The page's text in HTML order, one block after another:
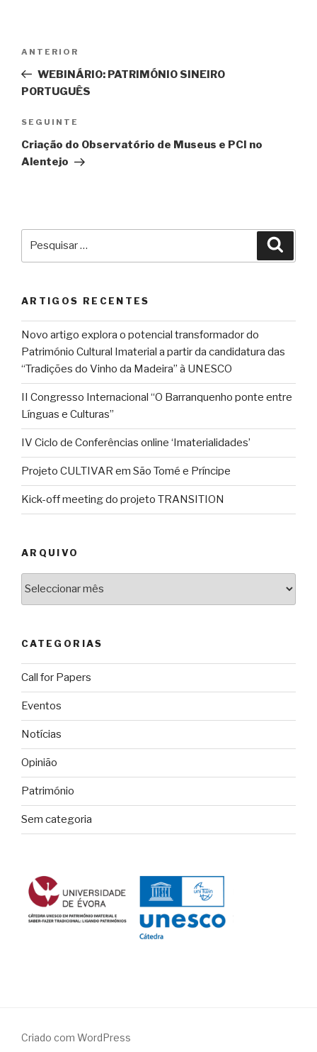
artigos
Conteúdo
anterior
ANTERIOR
WEBINÁRIO: PATRIMÓNIO SINEIRO
PORTUGUÊS
Conteúdo
seguinte
SEGUINTE
Criação do Observatório de Museus e PCI no
Alentejo
ARTIGOS RECENTES
Novo artigo explora o potencial transformador do
Património Cultural Imaterial a partir da candidatura das
“Tradições do Vinho da Madeira” à UNESCO
II Congresso Internacional “O Barranquenho ponte entre
Línguas e Culturas”
IV Ciclo de Conferências online ‘Imaterialidades’
Projeto CULTIVAR em São Tomé e Príncipe
Kick-off meeting do projeto TRANSITION
ARQUIVO
CATEGORIAS
Call for Papers
Eventos
Notícias
Opinião
Património
Sem categoria
Criado com WordPress